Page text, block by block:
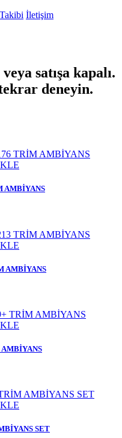
İletişim
satışa kapalı.
deneyin.
AMBİYANS
AMBİYANS
SET